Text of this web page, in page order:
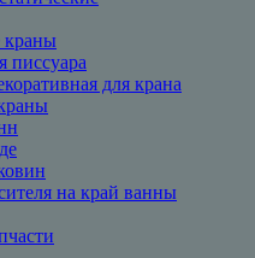
краны
писсуара
для крана
на край ванны